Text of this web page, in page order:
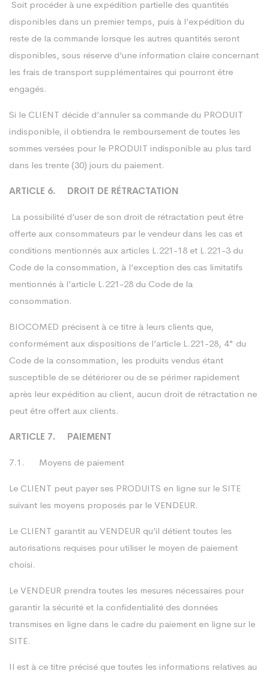
Soit procéder à une expédition partielle des quantités
disponibles dans un premier temps, puis à l’expédition du
reste de la commande lorsque les autres quantités seront
disponibles, sous réserve d’une information claire concernant
les frais de transport supplémentaires qui pourront être
engagés.
Si le CLIENT décide d’annuler sa commande du PRODUIT
indisponible, il obtiendra le remboursement de toutes les
sommes versées pour le PRODUIT indisponible au plus tard
dans les trente (30) jours du paiement.
ARTICLE 6. DROIT DE RÉTRACTATION
La possibilité d’user de son droit de rétractation peut être
offerte aux consommateurs par le vendeur dans les cas et
conditions mentionnés aux articles L.221-18 et L.221-3 du
Code de la consommation, à l’exception des cas limitatifs
mentionnés à l’article L.221-28 du Code de la
consommation.
BIOCOMED précisent à ce titre à leurs clients que,
conformément aux dispositions de l’article L.221-28, 4° du
Code de la consommation, les produits vendus étant
susceptible de se détériorer ou de se périmer rapidement
après leur expédition au client, aucun droit de rétractation ne
peut être offert aux clients.
ARTICLE 7. PAIEMENT
7.1. Moyens de paiement
Le CLIENT peut payer ses PRODUITS en ligne sur le SITE
suivant les moyens proposés par le VENDEUR.
Le CLIENT garantit au VENDEUR qu’il détient toutes les
autorisations requises pour utiliser le moyen de paiement
choisi.
Le VENDEUR prendra toutes les mesures nécessaires pour
garantir la sécurité et la confidentialité des données
transmises en ligne dans le cadre du paiement en ligne sur le
SITE.
Il est à ce titre précisé que toutes les informations relatives au